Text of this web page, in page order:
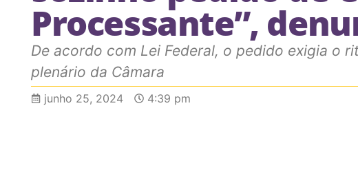
Processante”,
De acordo com Lei Federal, o pedido exigia o
plenário da Câmara
junho 25, 2024 4:39 pm